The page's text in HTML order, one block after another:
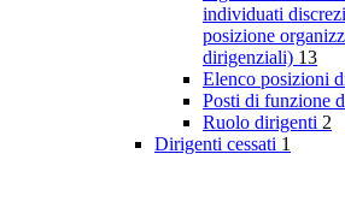
individuati
posizione
dirigenziali) 13
Elenco posizioni
Posti di funzione
Ruolo dirigenti 2
Dirigenti cessati 1